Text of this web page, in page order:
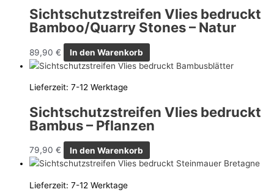
Sichtschutzstreifen Vlies bedruckt
Bamboo/Quarry Stones – Natur
89,90 € In den Warenkorb
Lieferzeit: 7-12 Werktage
Sichtschutzstreifen Vlies bedruckt
Bambus – Pflanzen
79,90 € In den Warenkorb
Lieferzeit: 7-12 Werktage